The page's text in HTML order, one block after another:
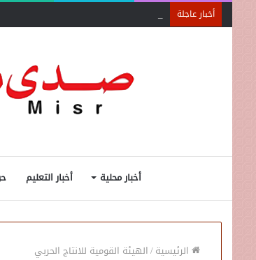
أخبار عاجلة كاي إنترناشونال تشيد بقوة سوق السيارات
أخبار محلية أخبار التعليم
الرئيسية/الهيئة القومية للانتاج الحربي